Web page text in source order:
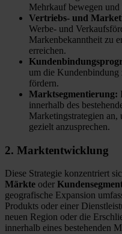
Mehrkauf bewegen
Vertriebs- und
Werbe- und
Markenbekanntheit zu
erreichen.
um die Kundenbindung
fördern.
Marktsegmentierung:
innerhalb des
Marketingstrategien an,
gezielt anzusprechen.
2. Marktentwicklung
Diese Strategie konzentriert
Märkte oder
geografische Expansion
Produkts oder einer
neuen Region oder die
innerhalb eines bestehenden